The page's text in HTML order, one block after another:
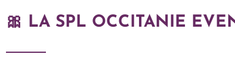
🎀 LA SPL OCCITANIE